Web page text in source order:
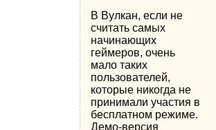
В Вулкан, если не
считать самых
начинающих
геймеров, очень
мало таких
пользователей,
которые никогда не
принимали участия в
бесплатном режиме.
Демо-версия